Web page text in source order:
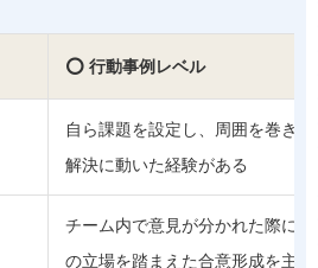
⭕ 行動事例レベル
自ら課題を設定し、周囲を巻き
解決に動いた経験がある
チーム内で意見が分かれた際に、
の立場を踏まえた合意形成を主導